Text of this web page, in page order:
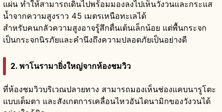
แผ่น ทำให้สามารถเดินไปพร้อมมองลงไปเห็นวังวนและกระแส
น้ำจากความสูงราว 45 เมตรเหนือทะเลได้
สำหรับคนกลัวความสูงอาจรู้สึกตื่นเต้นเล็กน้อย แต่พื้นกระจก
เป็นกระจกนิรภัยและคำนึงถึงความปลอดภัยเป็นอย่างดี
2. พาโนรามายิ่งใหญ่จากห้องชมวิว
ที่ห้องชมวิวบริเวณปลายทาง สามารถมองเห็นช่องแคบนารูโตะ
แบบเต็มตา และสังเกตการเคลื่อนไหวอันไดนามิกของวังวนได้